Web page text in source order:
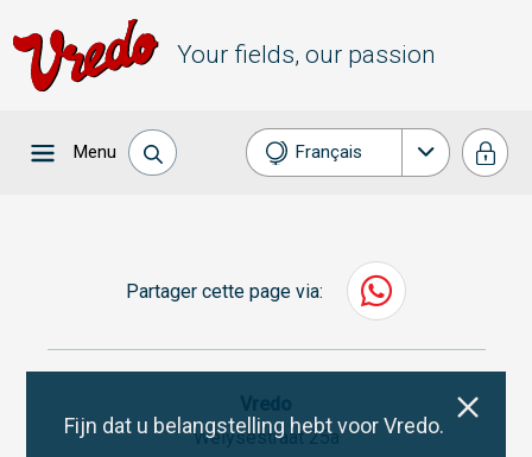
Fijn dat u belangstelling hebt voor Vredo.
Your fields, our passion
Menu Français
Deutsch
Partager cette page via:
Vredo
Welysestraat 25a